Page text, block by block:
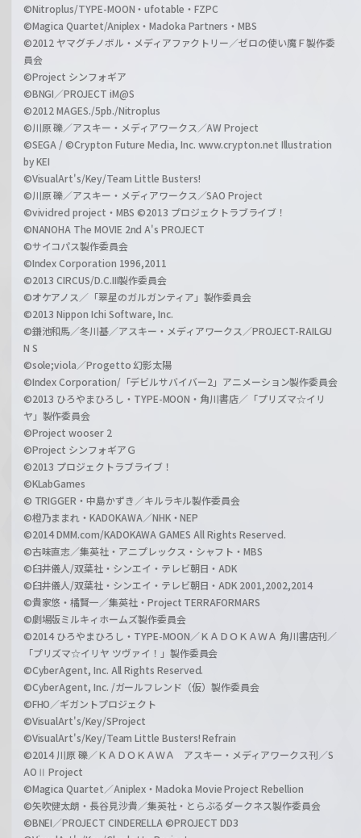
©Nitroplus/TYPE-MOON・ufotable・FZPC
©Magica Quartet/Aniplex・Madoka Partners・MBS
©2012 ヤマグチノボル・メディアファクトリー／ゼロの使い魔Ｆ製作委
員会
©Project シンフォギア
©BNGI／PROJECT iM@S
©2012 MAGES./5pb./Nitroplus
©川原 礫／アスキー・メディアワークス／AW Project
©SEGA / ©Crypton Future Media, Inc. www.crypton.net Illustration
by KEI
©VisualArt's/Key/Team Little Busters!
©川原 礫／アスキー・メディアワークス／SAO Project
©vividred project・MBS ©2013 プロジェクトラブライブ！
©NANOHA The MOVIE 2nd A's PROJECT
©サイコパス製作委員会
©Index Corporation 1996,2011
©2013 CIRCUS/D.C.III製作委員会
©オケアノス／「翠星のガルガンティア」製作委員会
©2013 Nippon Ichi Software, Inc.
©鎌池和馬／冬川基／アスキー・メディアワークス／PROJECT-RAILGU
N S
©sole;viola／Progetto 幻影太陽
©Index Corporation/「デビルサバイバー2」アニメーション製作委員会
©2013 ひろやまひろし・TYPE-MOON・角川書店／「プリズマ☆イリ
ヤ」製作委員会
©Project wooser 2
©Project シンフォギアＧ
©2013 プロジェクトラブライブ！
©KLabGames
© TRIGGER・中島かずき／キルラキル製作委員会
©橙乃ままれ・KADOKAWA／NHK・NEP
©2014 DMM.com/KADOKAWA GAMES All Rights Reserved.
©古味直志／集英社・アニプレックス・シャフト・MBS
©臼井儀人/双葉社・シンエイ・テレビ朝日・ADK
©臼井儀人/双葉社・シンエイ・テレビ朝日・ADK 2001,2002,2014
©貴家悠・橘賢一／集英社・Project TERRAFORMARS
©劇場版ミルキィホームズ製作委員会
©2014 ひろやまひろし・TYPE-MOON／ＫＡＤＯＫＡＷＡ 角川書店刊／
「プリズマ☆イリヤ ツヴァイ！」製作委員会
©CyberAgent, Inc. All Rights Reserved.
©CyberAgent, Inc. /ガールフレンド（仮）製作委員会
©FHO／ギガントプロジェクト
©VisualArt's/Key/SProject
©VisualArt's/Key/Team Little Busters! Refrain
©2014 川原 礫／ＫＡＤＯＫＡＷＡ アスキー・メディアワークス刊／S
AOⅡ Project
©Magica Quartet／Aniplex・Madoka Movie Project Rebellion
©矢吹健太朗・長谷見沙貴／集英社・とらぶるダークネス製作委員会
©BNEI／PROJECT CINDERELLA ©PROJECT DD3